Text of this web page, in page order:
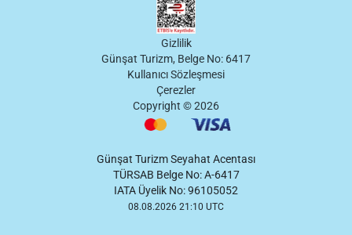
Gizlilik
Günşat Turizm, Belge No: 6417
Kullanıcı Sözleşmesi
Çerezler
Copyright ©2026
Günşat Turizm Seyahat Acentası
TÜRSAB Belge No: A-6417
IATA Üyelik No: 96105052
08.08.2026 21:10 UTC